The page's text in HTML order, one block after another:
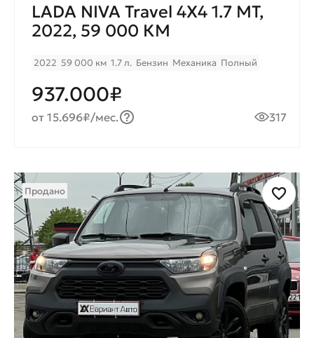
LADA NIVA Travel 4X4 1.7 MT,
2022, 59 000 КМ
2022 59 000 км 1.7 л. Бензин Механика Полный
937.000₽
от 15.696₽/мес. 317
Продано